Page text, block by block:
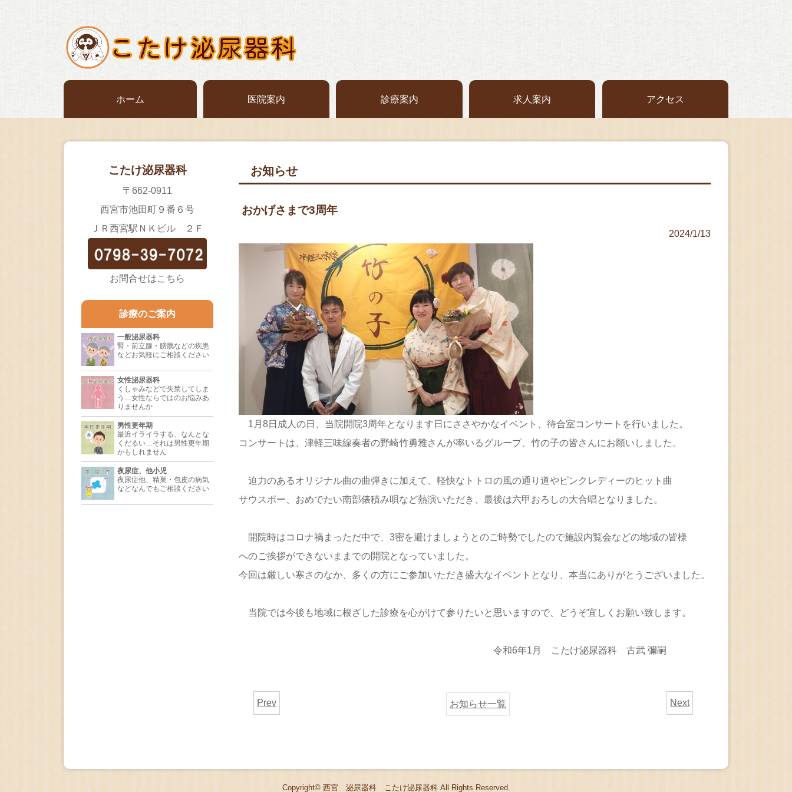
ホーム 医院案内 診療案内 求人案内 アクセス
お知らせ
おかげさまで3周年
2024/1/13
1月8日成人の日、当院開院3周年となります日にささやかなイベント、待合室コンサートを行いました。
コンサートは、津軽三味線奏者の野崎竹勇雅さんが率いるグループ、竹の子の皆さんにお願いしました。
迫力のあるオリジナル曲の曲弾きに加えて、軽快なトトロの風の通り道やピンクレディーのヒット曲
サウスポー、おめでたい南部俵積み唄など熱演いただき、最後は六甲おろしの大合唱となりました。
開院時はコロナ禍まっただ中で、3密を避けましょうとのご時勢でしたので施設内覧会などの地域の皆様
へのご挨拶ができないままでの開院となっていました。
今回は厳しい寒さのなか、多くの方にご参加いただき盛大なイベントとなり、本当にありがとうございました。
当院では今後も地域に根ざした診療を心がけて参りたいと思いますので、どうぞ宜しくお願い致します。
令和6年1月 こたけ泌尿器科 古武 彌嗣
Prev Next
お知らせ一覧
こたけ泌尿器科
〒662-0911
西宮市池田町９番６号
ＪＲ西宮駅ＮＫビル ２Ｆ
お問合せはこちら
診療のご案内
一般泌尿器科
腎・前立腺・膀胱などの疾患
などお気軽にご相談ください
女性泌尿器科
くしゃみなどで失禁してしま
う…女性ならではのお悩みあ
りませんか
男性更年期
最近イライラする、なんとな
くだるい…それは男性更年期
かもしれません
夜尿症、他小児
夜尿症他、精巣・包皮の病気
などなんでもご相談ください
Copyright© 西宮 泌尿器科 こたけ泌尿器科All Rights Reserved.